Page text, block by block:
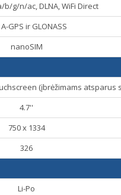
b/g/n/ac, DLNA, WiFi Direct
GPS ir GLONASS
nanoSIM
(įbrėžimams atsparus
4.7''
750 x 1334
326
Li-Po